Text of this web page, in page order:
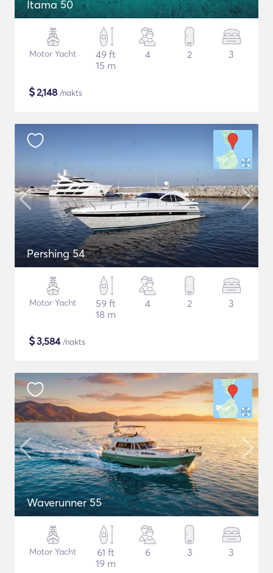
Itama 50
Motor Yacht
49 ft
15 m
4 2 3
$2,148 /nakts
Pershing 54
Motor Yacht
59 ft
18 m
4 2 3
$3,584/nakts
Waverunner 55
Motor Yacht
61 ft
19 m
6 3 3